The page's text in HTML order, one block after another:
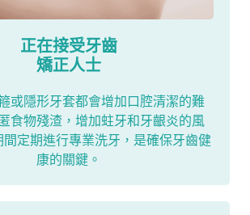
正在接受牙齒
矯正人士
或隱形牙套都會增加口腔清潔的難
食物殘渣，增加蛀牙和牙齦炎的風
間定期進行專業洗牙，是確保牙齒健
康的關鍵。